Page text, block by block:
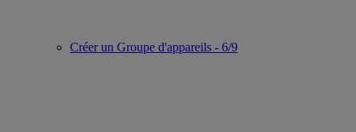
Créer un Groupe d'appareils - 6/9